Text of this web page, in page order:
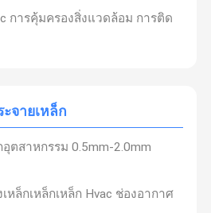
ยเหล็ก
าทิตย์
การคุ้มครองสิ่งแวดล้อม การติด
จายเหล็ก
ตสาหกรรม 0.5mm-2.0mm
หล็กเหล็กเหล็ก Hvac ช่องอากาศ
ะ การแปรรูปอาหารการสเปรย์สี,
กรรมบริการ
ครับUS CETL
ต่อเนื่องและการเติบโตของธุรกิจ
กาศ, การเย็น, การกําจัดฝุ่น และ